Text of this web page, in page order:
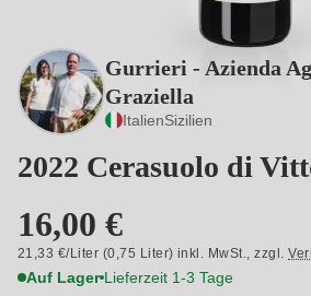
Gurrieri - Azienda
Graziella
ItalienSizilien
2022 Cerasuolo di
16,00 €
21,33 €/Liter (0,75 Liter) inkl. MwSt.,zzgl.
Auf Lager Lieferzeit 1-3 Tage